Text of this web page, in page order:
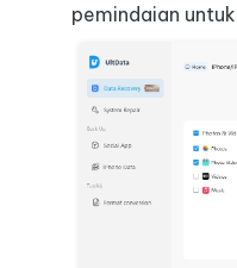
pemindaian